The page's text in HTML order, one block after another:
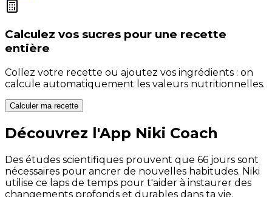
Calculez vos sucres pour une recette
entière
Collez votre recette ou ajoutez vos ingrédients : on
calcule automatiquement les valeurs nutritionnelles.
Calculer ma recette
Découvrez l'App Niki Coach
Des études scientifiques prouvent que 66 jours sont
nécessaires pour ancrer de nouvelles habitudes. Niki
utilise ce laps de temps pour t'aider à instaurer des
changements profonds et durables dans ta vie.